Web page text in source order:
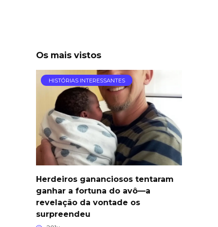
Os mais vistos
HISTÓRIAS INTERESSANTES
Herdeiros gananciosos tentaram
ganhar a fortuna do avô—a
revelação da vontade os
surpreendeu